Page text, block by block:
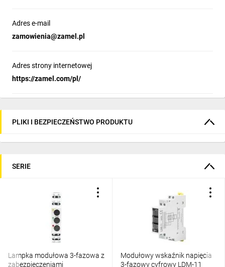
Adres e-mail
zamowienia@zamel.pl
Adres strony internetowej
https://zamel.com/pl/
PLIKI I BEZPIECZEŃSTWO PRODUKTU
SERIE
Lampka modułowa 3-fazowa z
zabezpieczeniami
Modułowy wskaźnik napięcia
3-fazowy cyfrowy LDM-11